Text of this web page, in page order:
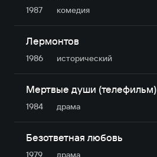
1987 комедия
Лермонтов
1986 исторический
Мертвые души (телефильм)
1984 драма
Безответная любовь
1979 драма